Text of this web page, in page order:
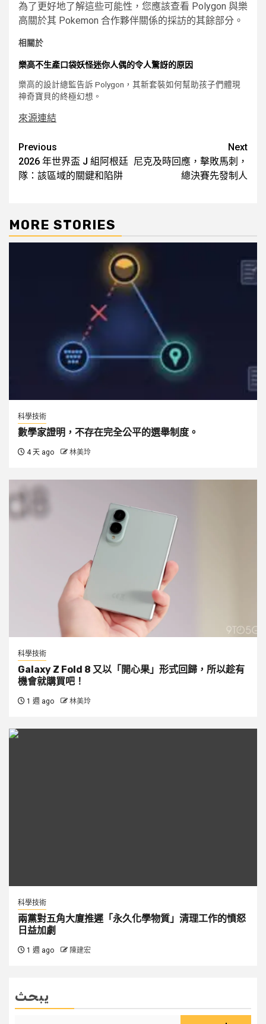
為了更好地了解這些可能性，您應該查看 Polygon 與樂
高關於其 Pokemon 合作夥伴關係的採訪的其餘部分。
相關於
樂高不生產口袋妖怪迷你人偶的令人驚訝的原因
樂高的設計總監告訴 Polygon，其新套裝如何幫助孩子們體現
神奇寶貝的終極幻想。
來源連結
Post
navigation
Previous
2026 年世界盃 J 組阿根廷
隊：該區域的關鍵和陷阱
Next
尼克及時回應，擊敗馬刺，
總決賽先發制人
MORE STORIES
科學技術
數學家證明，不存在完全公平的選舉制度。
4 天 ago 林美玲
科學技術
Galaxy Z Fold 8 又以「開心果」形式回歸，所以趁有
機會就購買吧！
1 週 ago 林美玲
科學技術
兩黨對五角大廈推遲「永久化學物質」清理工作的憤怒
日益加劇
1 週 ago 陳建宏
يبحث